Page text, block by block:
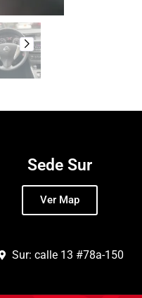
Sede Sur
Ver Map
Sur: calle 13 #78a-150